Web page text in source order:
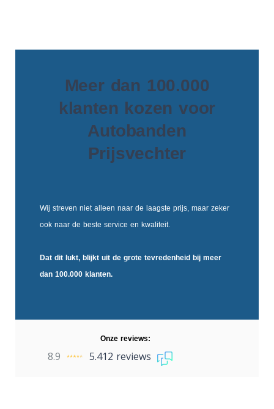
Meer dan 100.000
klanten kozen voor
Autobanden
Prijsvechter
Wij streven niet alleen naar de laagste prijs, maar zeker
ook naar de beste service en kwaliteit.
Dat dit lukt, blijkt uit de grote tevredenheidbij meer
dan 100.000 klanten.
Onze reviews:
8.9 5.412 reviews